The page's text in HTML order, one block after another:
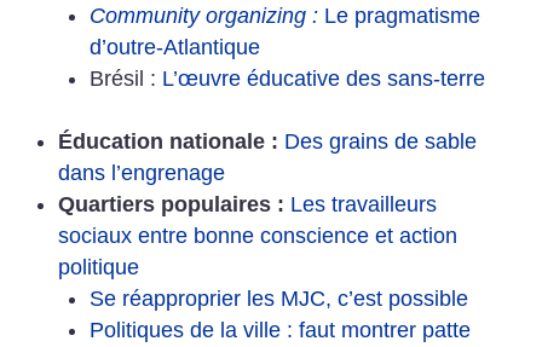
Community organizing :Le pragmatisme
d’outre-Atlantique
Brésil : L’œuvre éducative des sans-terre
Éducation nationale : Des grains de sable
dans l’engrenage
Quartiers populaires : Les travailleurs
sociaux entre bonne conscience et action
politique
Se réapproprier les MJC, c’est possible
Politiques de la ville : faut montrer patte